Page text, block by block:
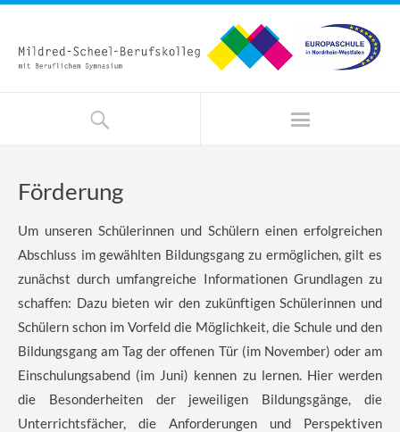
Förderung
Um unseren Schülerinnen und Schülern einen erfolgreichen
Abschluss im gewählten Bildungsgang zu ermöglichen, gilt es
zunächst durch umfangreiche Informationen Grundlagen zu
schaffen: Dazu bieten wir den zukünftigen Schülerinnen und
Schülern schon im Vorfeld die Möglichkeit, die Schule und den
Bildungsgang am Tag der offenen Tür (im November) oder am
Einschulungsabend (im Juni) kennen zu lernen. Hier werden
die Besonderheiten der jeweiligen Bildungsgänge, die
Unterrichtsfächer, die Anforderungen und Perspektiven